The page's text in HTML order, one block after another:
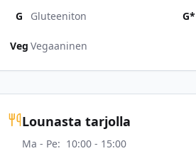
G Gluteeniton G*
Veg Vegaaninen
Lounasta tarjolla
Ma - Pe: 10:00 - 15:00